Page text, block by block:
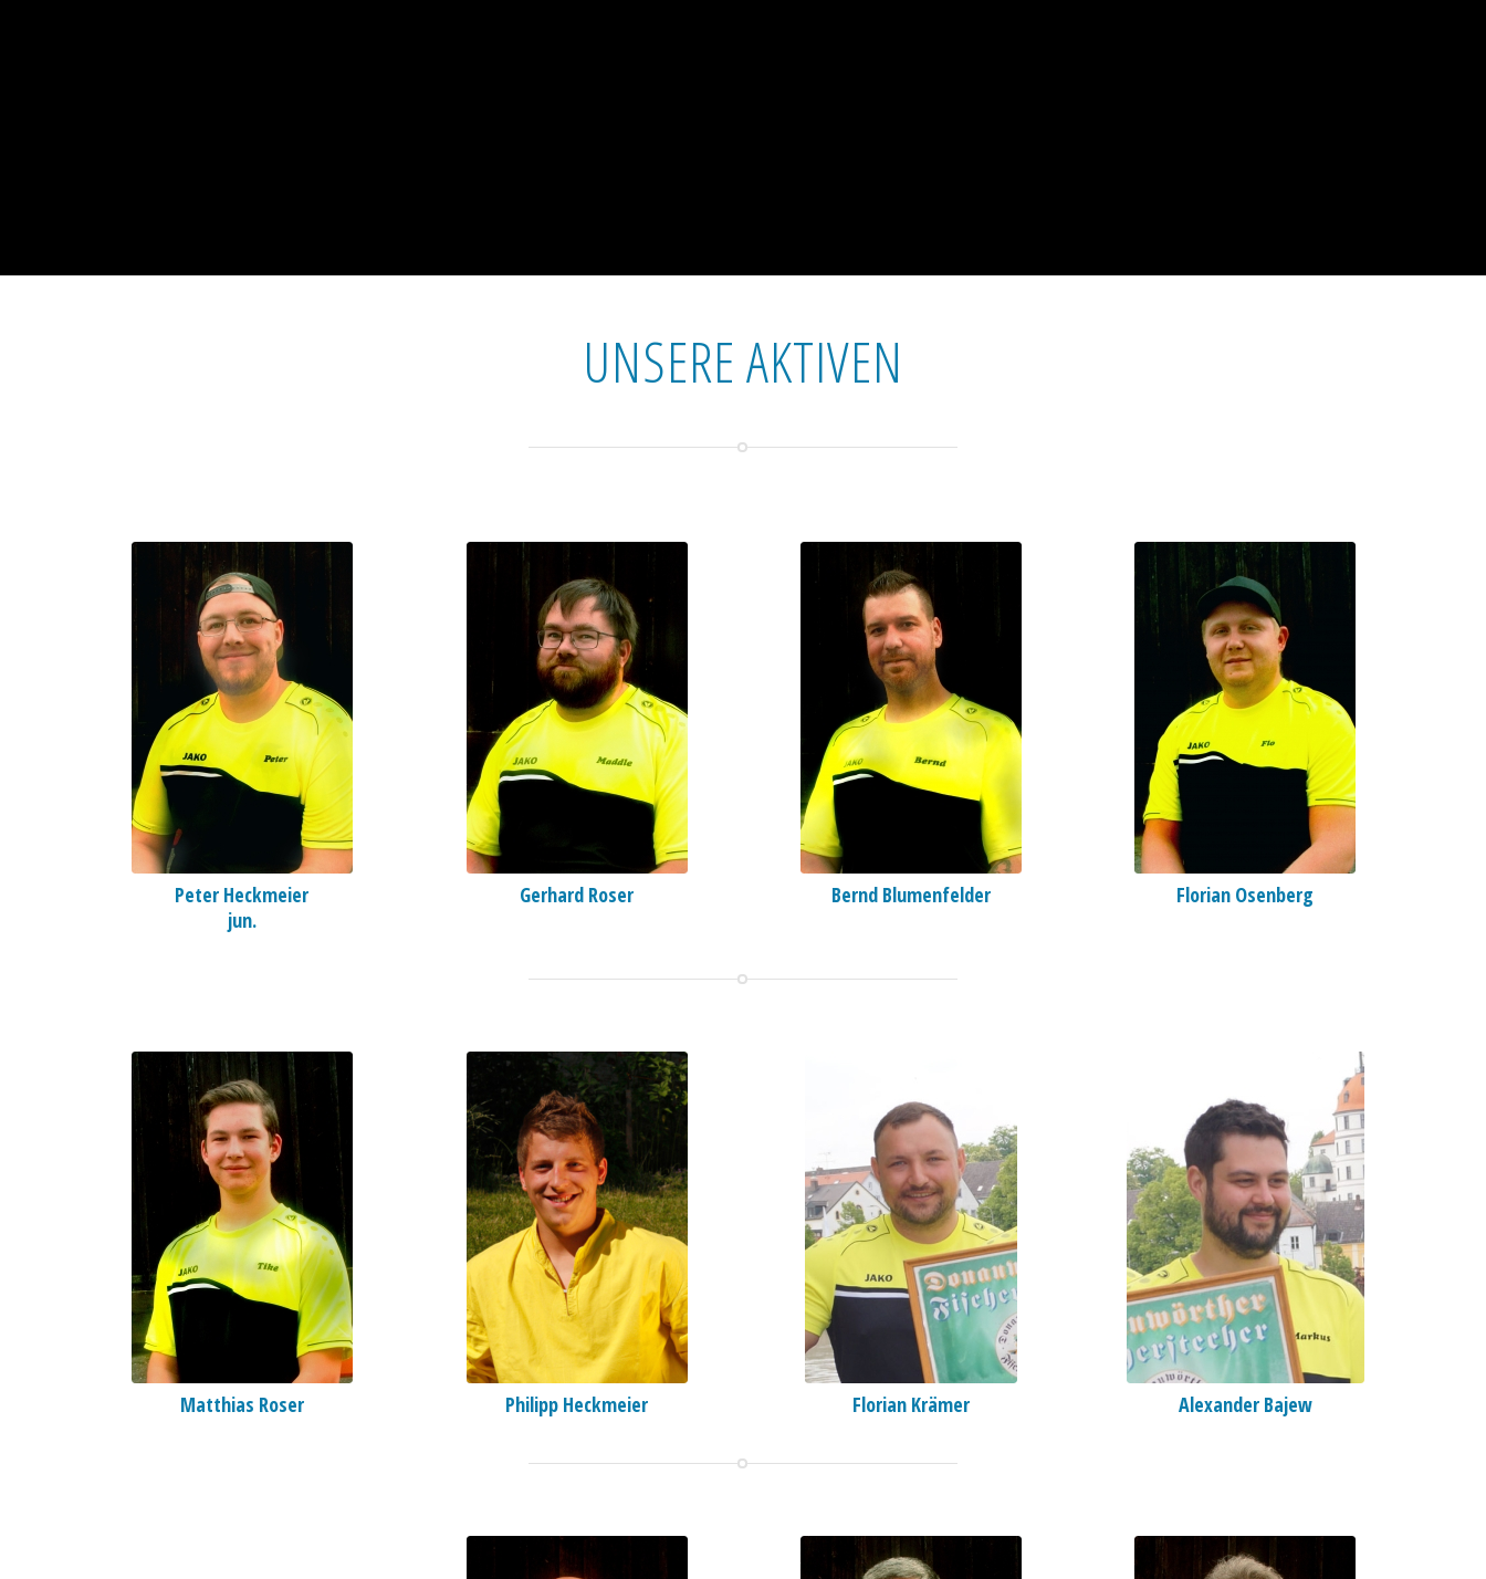
UNSERE AKTIVEN
Peter Heckmeier
jun.
Gerhard Roser Bernd Blumenfelder Florian Osenberg
Matthias Roser Philipp Heckmeier Florian Krämer Alexander Bajew